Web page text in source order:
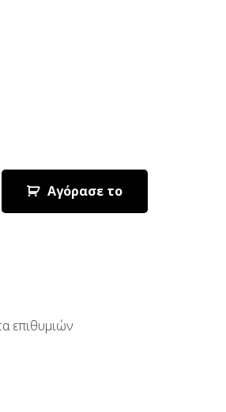
Αγόρασε το
επιθυμιών